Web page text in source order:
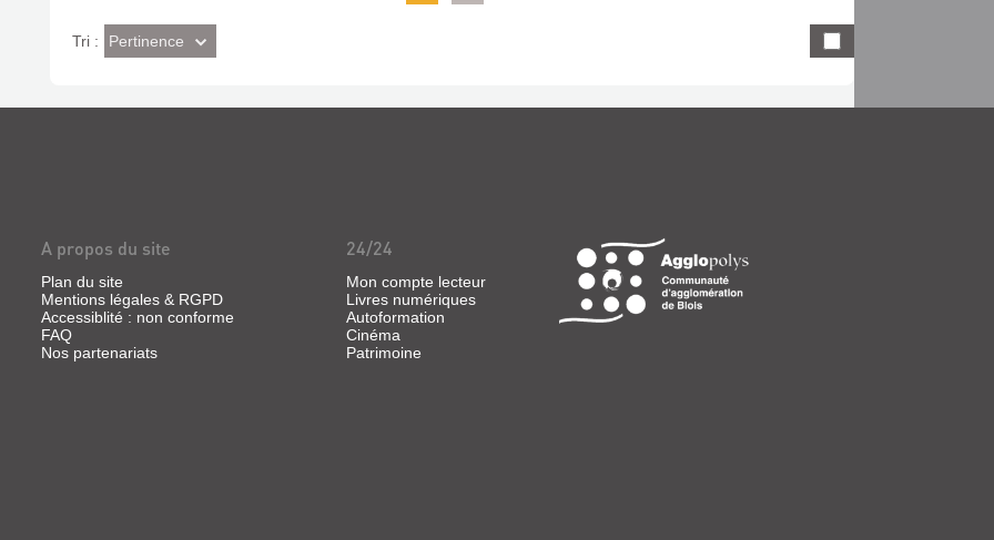
Tri :(Effet
imédiat)
Pertinence
A propos du site
Plan du site
Mentions légales & RGPD
Accessiblité : non conforme
FAQ
Nos partenariats
24/24
Mon compte lecteur
Livres numériques
Autoformation
Cinéma
Patrimoine